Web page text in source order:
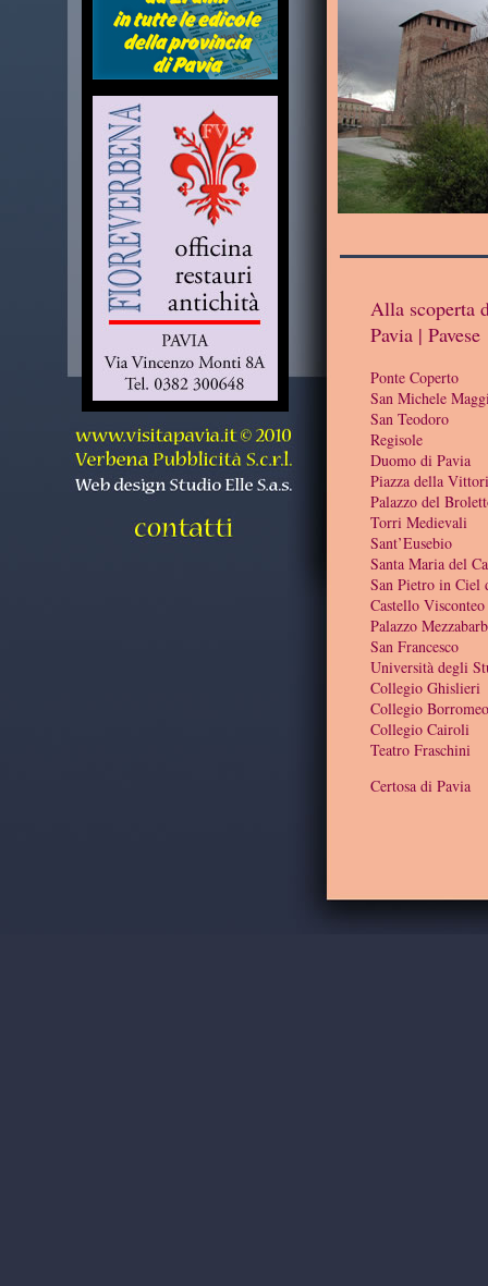
Alla scoperta
Pavia | Pavese
Ponte Coperto
San Michele
San Teodoro
Regisole
Duomo di Pavia
Piazza della
Palazzo del
Torri Medievali
Sant’Eusebio
Santa Maria del
San Pietro in Ciel
Castello Visconteo
Palazzo
San Francesco
Università degli
Collegio Ghislieri
Collegio Borromeo
Collegio Cairoli
Teatro Fraschini
Certosa di Pavia